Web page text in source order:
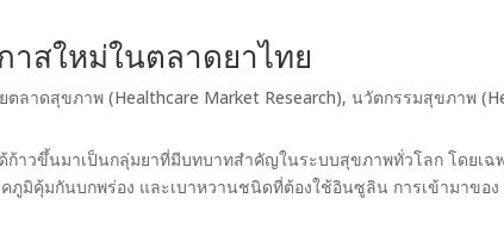
าสใหม่ในตลาดยาไทย
ตลาดสุขภาพ (Healthcare Market Research),นวัตกรรมสุขภาพ
ก้าวขึ้นมาเป็นกลุ่มยาที่มีบทบาทสำคัญในระบบสุขภาพทั่วโลก โดยเฉ
คภูมิคุ้มกันบกพร่อง และเบาหวานชนิดที่ต้องใช้อินซูลิน การเข้ามาของ